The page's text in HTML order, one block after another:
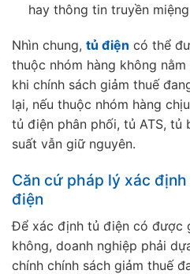
hay thông tin truyền
Nhìn chung, tủ điện có thể
thuộc nhóm hàng không
khi chính sách giảm thuế
lại, nếu thuộc nhóm hàng
tủ điện phân phối, tủ ATS, tủ
suất vẫn giữ nguyên.
Căn cứ pháp lý xác định
điện
Để xác định tủ điện có được
không, doanh nghiệp phải
chính chính sách giảm thuế